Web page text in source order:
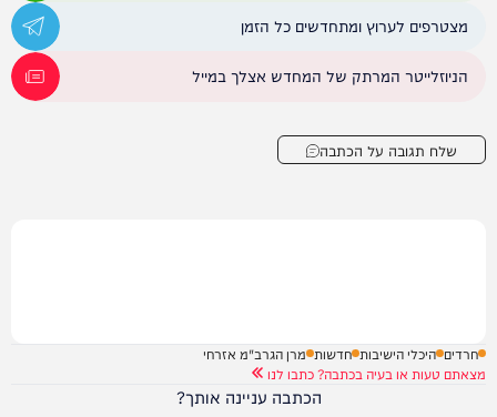
מצטרפים לערוץ ומתחדשים כל הזמן
הניוזלייטר המרתק של המחדש אצלך במייל
שלח תגובה על הכתבה
חרדים היכלי הישיבות חדשות מרן הגרב"מ אזרחי
מצאתם טעות או בעיה בכתבה? כתבו לנו
הכתבה עניינה אותך?